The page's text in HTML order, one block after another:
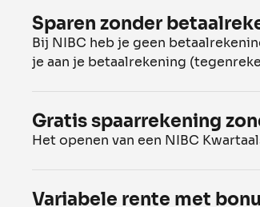
Sparen zonder
Bij NIBC heb je geen
je aan je betaalrekening
Gratis spaarrekening
Het openen van een NIBC
Variabele rente met